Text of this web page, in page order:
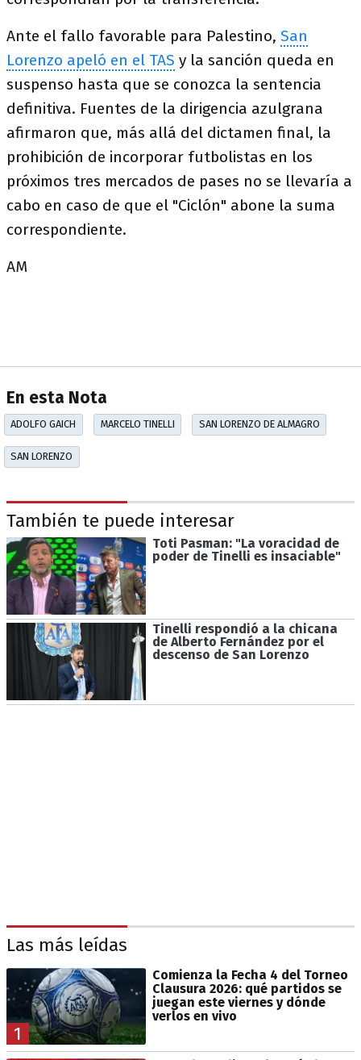
Ante el fallo favorable para Palestino, San
Lorenzo apeló en el TAS y la sanción queda en
suspenso hasta que se conozca la sentencia
definitiva. Fuentes de la dirigencia azulgrana
afirmaron que, más allá del dictamen final, la
prohibición de incorporar futbolistas en los
próximos tres mercados de pases no se llevaría a
cabo en caso de que el "Ciclón" abone la suma
correspondiente.
AM
En esta Nota
ADOLFO GAICH MARCELO TINELLI SAN LORENZO DE ALMAGRO
SAN LORENZO
También te puede interesar
Toti Pasman: "La voracidad de
poder de Tinelli es insaciable"
Tinelli respondió a la chicana
de Alberto Fernández por el
descenso de San Lorenzo
Las más leídas
1
Comienza la Fecha 4 del Torneo
Clausura 2026: qué partidos se
juegan este viernes y dónde
verlos en vivo